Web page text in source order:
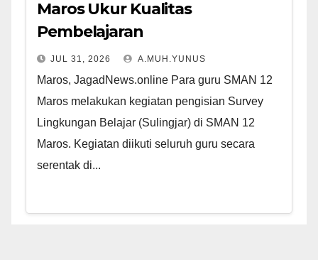
Maros Ukur Kualitas
Pembelajaran
JUL 31, 2026 A.MUH.YUNUS
Maros, JagadNews.online Para guru SMAN 12
Maros melakukan kegiatan pengisian Survey
Lingkungan Belajar (Sulingjar) di SMAN 12
Maros. Kegiatan diikuti seluruh guru secara
serentak di...